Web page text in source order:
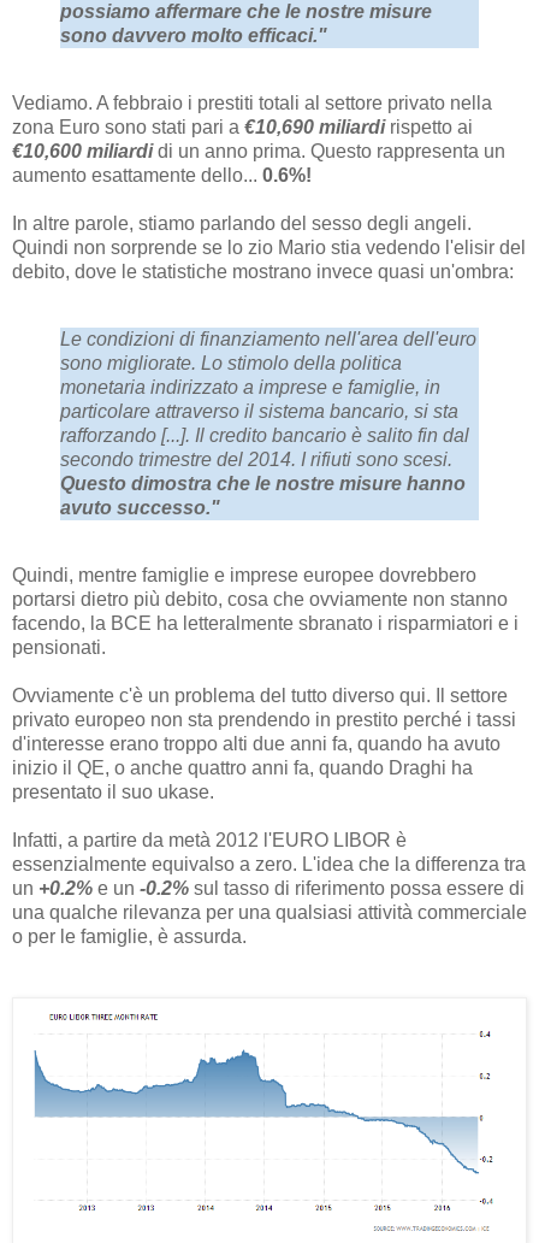
possiamo affermare che le nostre misure
sono davvero molto efficaci."
Vediamo. A febbraio i prestiti totali al settore privato nella
zona Euro sono stati pari a €10,690 miliardirispetto ai
€10,600 miliardidi un anno prima. Questo rappresenta un
aumento esattamente dello... 0.6%!
In altre parole, stiamo parlando del sesso degli angeli.
Quindi non sorprende se lo zio Mario stia vedendo l'elisir del
debito, dove le statistiche mostrano invece quasi un'ombra:
Le condizioni di finanziamento nell'area dell'euro
sono migliorate. Lo stimolo della politica
monetaria indirizzato a imprese e famiglie, in
particolare attraverso il sistema bancario, si sta
rafforzando [...]. Il credito bancario è salito fin dal
secondo trimestre del 2014. I rifiuti sono scesi.
Questo dimostra che le nostre misure hanno
avuto successo."
Quindi, mentre famiglie e imprese europee dovrebbero
portarsi dietro più debito, cosa che ovviamente non stanno
facendo, la BCE ha letteralmente sbranato i risparmiatori e i
pensionati.
Ovviamente c'è un problema del tutto diverso qui. Il settore
privato europeo non sta prendendo in prestito perché i tassi
d'interesse erano troppo alti due anni fa, quando ha avuto
inizio il QE, o anche quattro anni fa, quando Draghi ha
presentato il suo ukase.
Infatti, a partire da metà 2012 l'EURO LIBOR è
essenzialmente equivalso a zero. L'idea che la differenza tra
un +0.2% e un -0.2% sul tasso di riferimento possa essere di
una qualche rilevanza per una qualsiasi attività commerciale
o per le famiglie, è assurda.